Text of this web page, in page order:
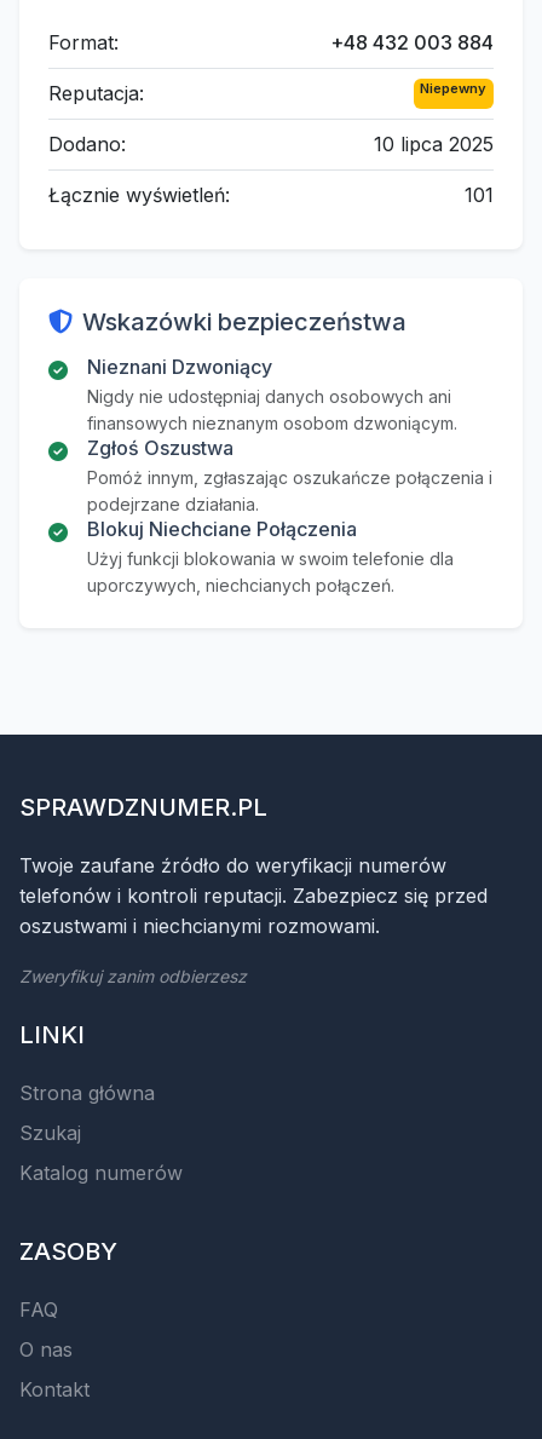
Format: +48 432 003 884
Reputacja: Niepewny
Dodano: 10 lipca 2025
Łącznie wyświetleń: 101
Wskazówki bezpieczeństwa
Nieznani Dzwoniący
Nigdy nie udostępniaj danych osobowych ani
finansowych nieznanym osobom dzwoniącym.
Zgłoś Oszustwa
Pomóż innym, zgłaszając oszukańcze połączenia i
podejrzane działania.
Blokuj Niechciane Połączenia
Użyj funkcji blokowania w swoim telefonie dla
uporczywych, niechcianych połączeń.
SPRAWDZNUMER.PL
Twoje zaufane źródło do weryfikacji numerów
telefonów i kontroli reputacji. Zabezpiecz się przed
oszustwami i niechcianymi rozmowami.
Zweryfikuj zanim odbierzesz
LINKI
Strona główna
Szukaj
Katalog numerów
ZASOBY
FAQ
O nas
Kontakt